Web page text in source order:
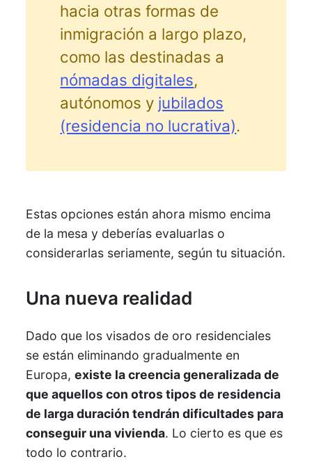
hacia otras formas de
inmigración a largo plazo,
como las destinadas a
nómadas digitales,
autónomos y jubilados
(residencia no lucrativa).
Estas opciones están ahora mismo encima
de la mesa y deberías evaluarlas o
considerarlas seriamente, según tu situación.
Una nueva realidad
Dado que los visados de oro residenciales
se están eliminando gradualmente en
Europa,existe la creencia generalizada de
que aquellos con otros tipos de residencia
de larga duración tendrán dificultades para
conseguir una vivienda. Lo cierto es que es
todo lo contrario.